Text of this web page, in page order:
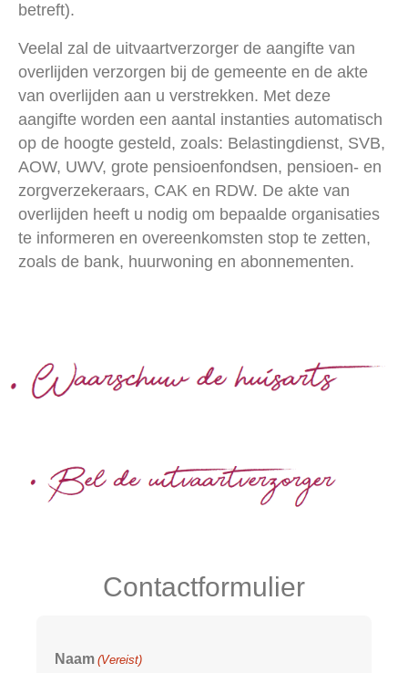
betreft).
Veelal zal de uitvaartverzorger de aangifte van
overlijden verzorgen bij de gemeente en de akte
van overlijden aan u verstrekken. Met deze
aangifte worden een aantal instanties automatisch
op de hoogte gesteld, zoals: Belastingdienst, SVB,
AOW, UWV, grote pensioenfondsen, pensioen- en
zorgverzekeraars, CAK en RDW. De akte van
overlijden heeft u nodig om bepaalde organisaties
te informeren en overeenkomsten stop te zetten,
zoals de bank, huurwoning en abonnementen.
Contactformulier
Naam (Vereist)